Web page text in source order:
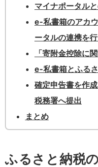
マイナポータル
e-私書箱のアカ
ータルの連携を行
「寄附金控除に
e-私書箱とふる
確定申告書を作
税務署へ提出
まとめ
ふるさと納税